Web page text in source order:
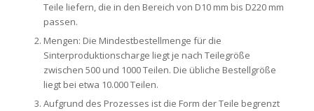
Teile liefern, die in den Bereich von D10 mm bis D220 mm
passen.
Mengen: Die Mindestbestellmenge für die
Sinterproduktionscharge liegt je nach Teilegröße
zwischen 500 und 1000 Teilen. Die übliche Bestellgröße
liegt bei etwa 10.000 Teilen.
Aufgrund des Prozesses ist die Form der Teile begrenzt